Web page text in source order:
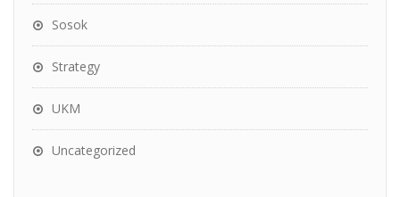
Sosok
Strategy
UKM
Uncategorized